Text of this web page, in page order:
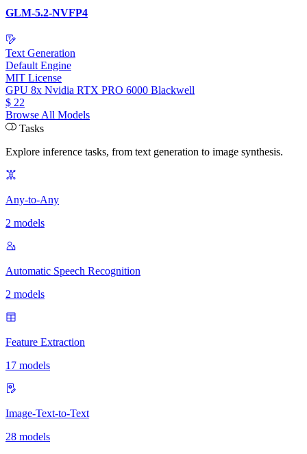
GLM-5.2-NVFP4
Text Generation
Default Engine
MIT License
GPU 8x Nvidia RTX PRO 6000 Blackwell
$ 22
Browse All Models
Tasks
Explore inference tasks, from text generation to image synthesis.
Any-to-Any
2 models
Automatic Speech Recognition
2 models
Feature Extraction
17 models
Image-Text-to-Text
28 models